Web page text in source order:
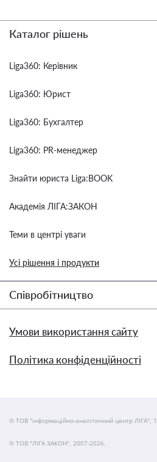
Каталог рішень
Liga360: Керівник
Liga360: Юрист
Liga360: Бухгалтер
Liga360: PR-менеджер
Знайти юриста Liga:BOOK
Академія ЛІГА:ЗАКОН
Теми в центрі уваги
Усі рішення і продукти
Співробітництво
Умови використання сайту
Політика конфіденційності
© ТОВ "інформаційно-аналітичний центр ЛІГА",
© ТОВ "ЛІГА ЗАКОН", 2007-2026.